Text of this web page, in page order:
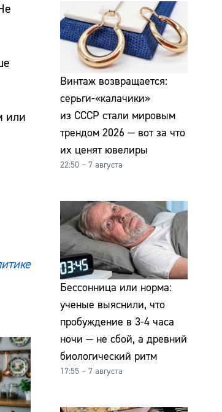
или
Винтаж возвращается:
серьги-«калачики»
из СССР стали мировым
трендом 2026 — вот за что
их ценят ювелиры
22:50 – 7 августа
Бессонница или норма:
ученые выяснили, что
пробуждение в 3-4 часа
ночи — не сбой, а древний
биологический ритм
17:55 – 7 августа